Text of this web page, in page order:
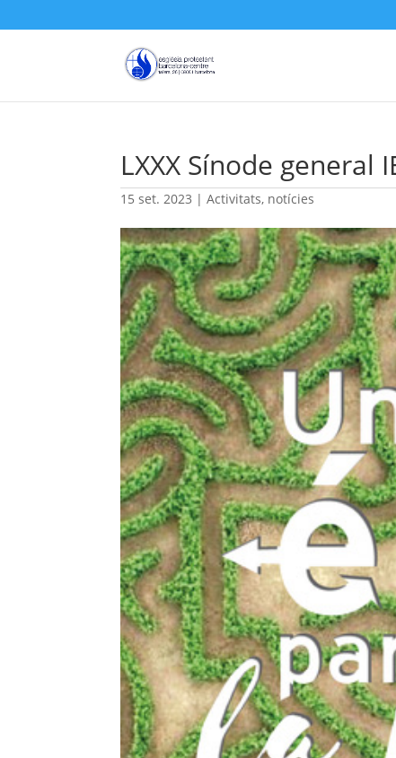
LXXX Sínode general
15 set. 2023 |Activitats, notícies